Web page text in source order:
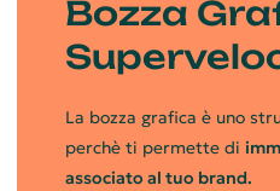
Bozza
La bozza grafica è uno
perchè ti permette di
associato al tuo brand.